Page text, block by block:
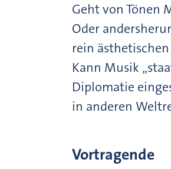
Geht von Tönen
Oder
rein
Kann Musik
Diplomatie
in anderen
Vortragende